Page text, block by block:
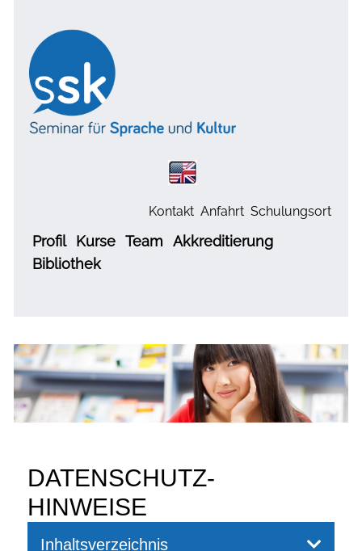
Kontakt Anfahrt Schulungsort
Profil Kurse Team
Akkreditierung
Bibliothek
DATENSCHUTZ-
HINWEISE
Inhaltsverzeichnis